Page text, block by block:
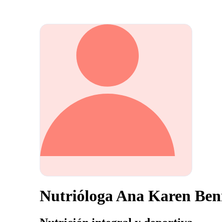
Nutrióloga Ana Karen